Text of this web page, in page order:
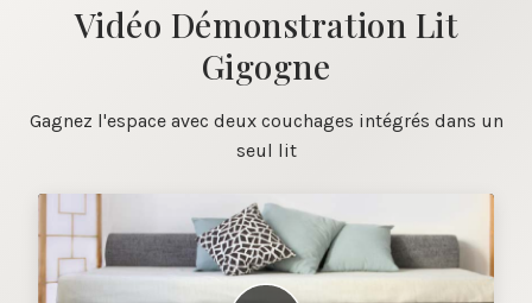
Vidéo Démonstration Lit
Gigogne
Gagnez l'espace avec deux couchages intégrés dans un
seul lit